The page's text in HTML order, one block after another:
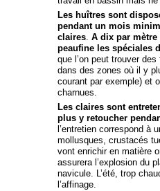
Les huîtres sont
pendant un mois
claires. A dix par mètre
peaufine les spéciales
que l’on peut trouver
dans des zones où il y
courant par exemple) et
charnues.
Les claires sont
plus y retoucher
l’entretien correspond à
mollusques, crustacés
vont enrichir en matière
assurera l’explosion du
navicule. L’été, trop
l’affinage.